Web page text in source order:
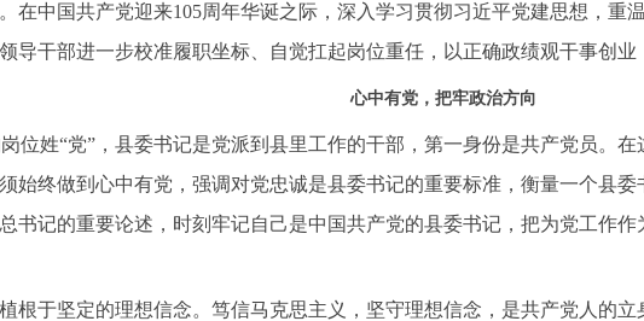
在中国共产党迎来105周年华诞之际，深入学习贯彻习近平党建思想，重
导干部进一步校准履职坐标、自觉扛起岗位重任，以正确政绩观干事创业
心中有党，把牢政治方向
位姓“党”，县委书记是党派到县里工作的干部，第一身份是共产党员。
始终做到心中有党，强调对党忠诚是县委书记的重要标准，衡量一个县
书记的重要论述，时刻牢记自己是中国共产党的县委书记，把为党工作
于坚定的理想信念。笃信马克思主义，坚守理想信念，是共产党人的立